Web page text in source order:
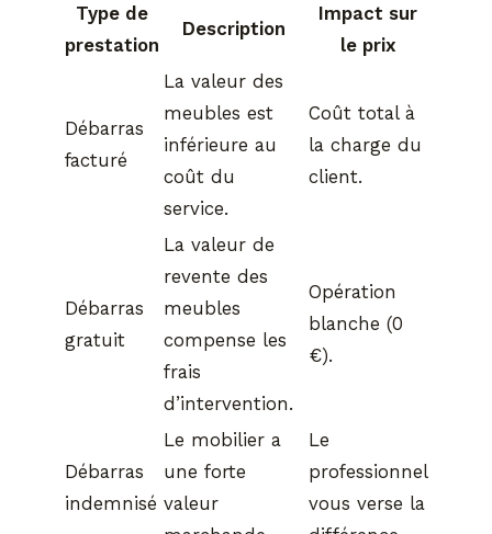
Type de
prestation
Description
Impact sur
le prix
Débarras
facturé
La valeur des
meubles est
inférieure au
coût du
service.
Coût total à
la charge du
client.
Débarras
gratuit
La valeur de
revente des
meubles
compense les
frais
d’intervention.
Opération
blanche (0
€).
Débarras
indemnisé
Le mobilier a
une forte
valeur
Le
professionnel
vous verse la